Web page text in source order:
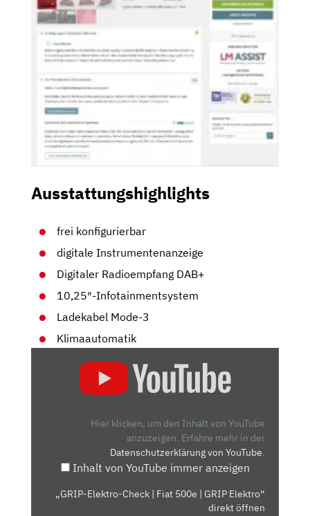
Ausstattungshighlights
frei konfigurierbar
digitale Instrumentenanzeige
Digitaler Radioempfang DAB+
10,25″-Infotainmentsystem
Ladekabel Mode-3
Klimaautomatik
ELEKTRO-
ELEKTRO“
Hier klicken, um den Inhalt von YouTube
anzuzeigen. Erfahre mehr in der
Datenschutzerklärung von YouTube.
Inhalt von YouTube immer anzeigen
„GRIP-Elektro-Check | Fiat 500e | GRIP Elektro“
direkt öffnen